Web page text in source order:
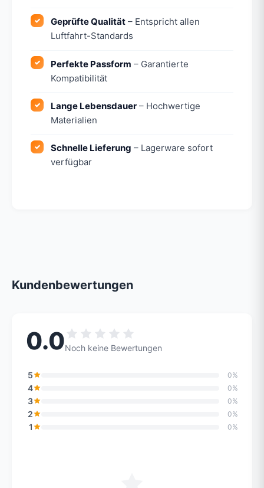
Geprüfte Qualität – Entspricht allen
Luftfahrt-Standards
Perfekte Passform – Garantierte
Kompatibilität
Lange Lebensdauer – Hochwertige
Materialien
Schnelle Lieferung – Lagerware sofort
verfügbar
Kundenbewertungen
0.0Noch keine Bewertungen
5 0%
4 0%
3 0%
2 0%
1 0%